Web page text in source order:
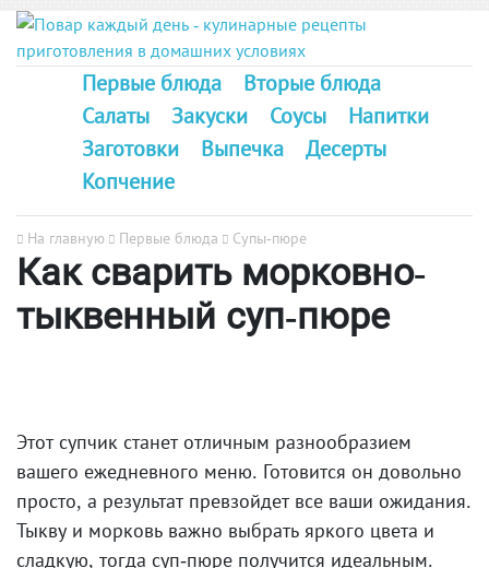
Первые блюда
Вторые блюда
Салаты
Закуски Соусы
Напитки
Заготовки
Выпечка
Десерты
Копчение
На главную Первые блюда Супы-пюре
Как сварить морковно-
тыквенный суп-пюре
Этот супчик станет отличным разнообразием
вашего ежедневного меню. Готовится он довольно
просто, а результат превзойдет все ваши ожидания.
Тыкву и морковь важно выбрать яркого цвета и
сладкую, тогда суп-пюре получится идеальным.